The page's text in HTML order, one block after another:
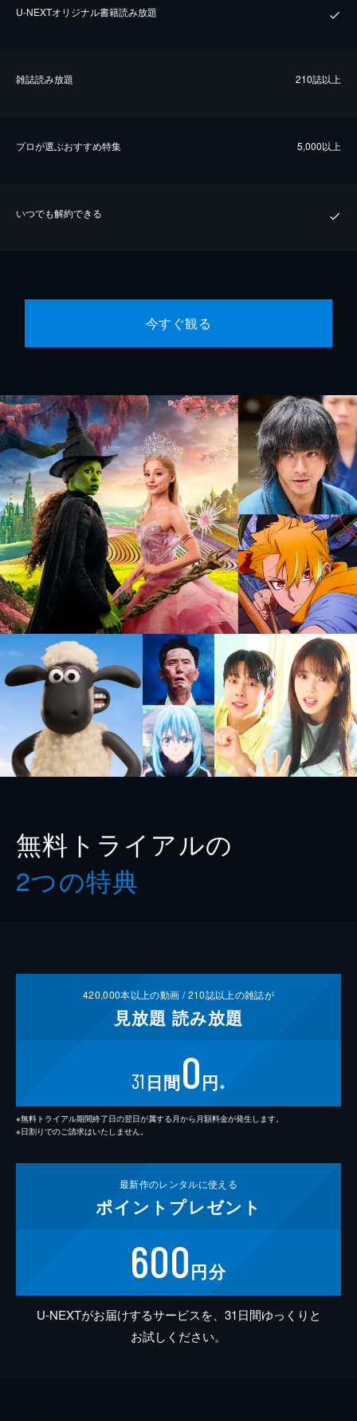
U-NEXTオリジナル書籍読み放題
雑誌読み放題 210誌以上
プロが選ぶおすすめ特集 5,000以上
いつでも解約できる
今すぐ観る
無料トライアルの
2つの特典
420,000本以上の動画 /210誌以上の雑誌が
見放題 読み放題
31 日間0円 ※
※無料トライアル期間終了日の翌日が属する月から月額料金が発生します。
※日割りでのご請求はいたしません。
最新作のレンタルに使える
ポイント プレゼント
600円分
U-NEXTがお届けするサービスを、31日間ゆっくりと
お試しください。